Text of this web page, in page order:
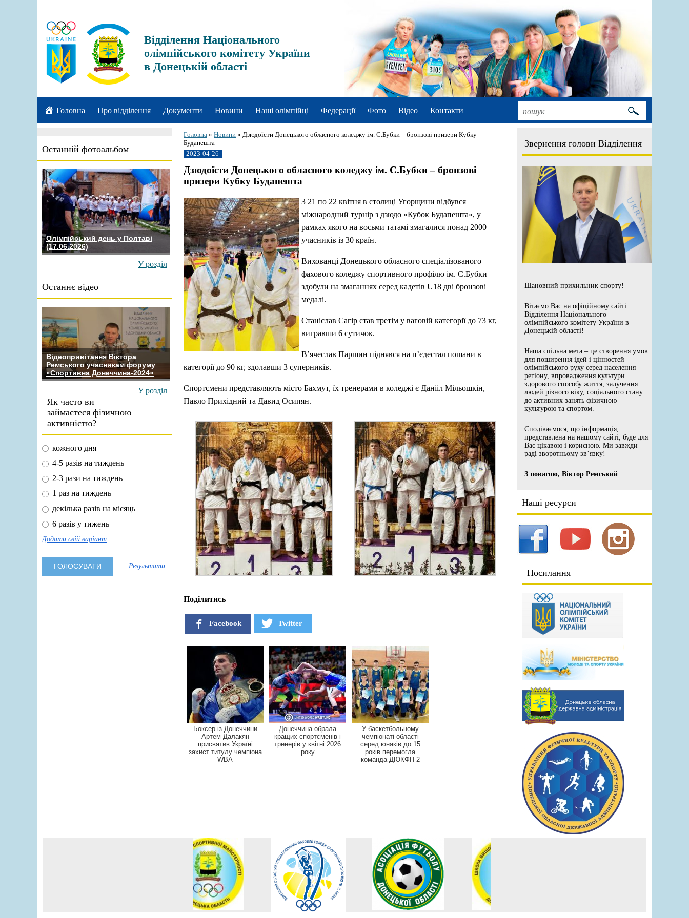
Відділення Національного
олімпійського комітету України
в Донецькій області
Головна Про відділення Документи Новини Наші олімпійці Федерації Фото Відео Контакти
Останній фотоальбом
Олімпійський день у Полтаві
(17.06.2026)
У розділ
Останнє відео
Відеопривітання Віктора
Ремського учасникам форуму
«Спортивна Донеччина-2024»
У розділ
Як часто ви
займаєтеся фізичною
активністю?
кожного дня
4-5 разів на тиждень
2-3 рази на тиждень
1 раз на тиждень
декілька разів на місяць
6 разів у тижень
Додати свій варіант
Результати
Звернення голови Відділення
Шановний прихильник спорту!
Вітаємо Вас на офіційному сайті
Відділення Національного
олімпійського комітету України в
Донецькій області!
Наша спільна мета – це створення умов
для поширення ідей і цінностей
олімпійського руху серед населення
регіону, впровадження культури
здорового способу життя, залучення
людей різного віку, соціального стану
до активних занять фізичною
культурою та спортом.
Сподіваємося, що інформація,
представлена на нашому сайті, буде для
Вас цікавою і корисною. Ми завжди
раді зворотньому зв’язку!
З повагою, Віктор Ремський
Наші ресурси
Посилання
Головна » Новини » Дзюдоїсти Донецького обласного коледжу ім. С.Бубки – бронзові призери Кубку
Будапешта
2023-04-26
Дзюдоїсти Донецького обласного коледжу ім. С.Бубки – бронзові
призери Кубку Будапешта
З 21 по 22 квітня в столиці Угорщини відбувся
міжнародний турнір з дзюдо «Кубок Будапешта», у
рамках якого на восьми татамі змагалися понад 2000
учасників із 30 країн.
Вихованці Донецького обласного спеціалізованого
фахового коледжу спортивного профілю ім. С.Бубки
здобули на змаганнях серед кадетів U18 дві бронзові
медалі.
Станіслав Сагір став третім у ваговій категорії до 73 кг,
вигравши 6 сутичок.
В’ячеслав Паршин піднявся на п’єдестал пошани в
категорії до 90 кг, здолавши 3 суперників.
Спортсмени представляють місто Бахмут, їх тренерами в коледжі є Данііл Мільошкін,
Павло Прихідний та Давид Осипян.
Поділитись
Facebook Twitter
Боксер із Донеччини
Артем Далакян
присвятив Україні
захист титулу чемпіона
WBA
Донеччина обрала
кращих спортсменів і
тренерів у квітні 2026
року
У баскетбольному
чемпіонаті області
серед юнаків до 15
років перемогла
команда ДЮКФП-2